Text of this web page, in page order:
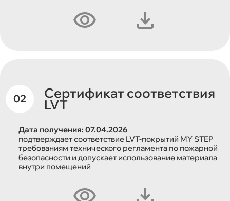
Сертификат соответствия
LVT
Дата получения: 07.04.2026
подтверждает соответствие LVT-покрытий MY STEP
требованиям технического регламента по пожарной
безопасности и допускает использование материала
внутри помещений